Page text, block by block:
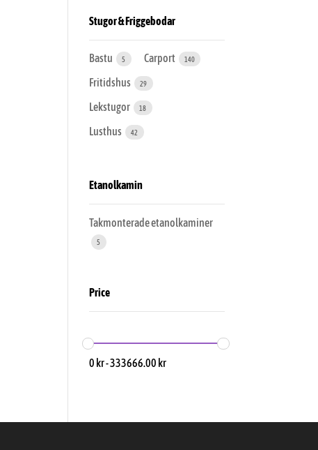
Stugor & Friggebodar
Bastu 5 Carport 140
Fritidshus 29
Lekstugor 18
Lusthus 42
Etanolkamin
Takmonterade etanolkaminer
5
Price
0 kr-333666.00 kr